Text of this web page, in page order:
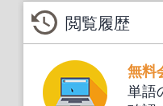
閲覧履歴
無料
単語